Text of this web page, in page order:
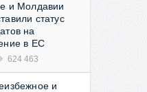
и Молдавии
статус
на
в ЕС
624 463
и